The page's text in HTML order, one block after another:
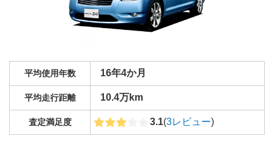
平均使用年数 16年4か月
平均走行距離 10.4万km
査定満足度 3.1(3レビュー)